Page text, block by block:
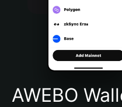
Português (Brasil)
Español (Argentina)
AWEBO